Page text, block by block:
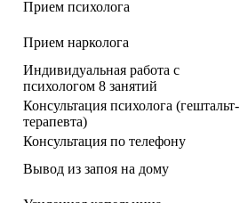
Прием психолога
Прием нарколога
Индивидуальная работа с
психологом 8 занятий
Консультация психолога (гештальт-
терапевта)
Консультация по телефону
Вывод из запоя на дому